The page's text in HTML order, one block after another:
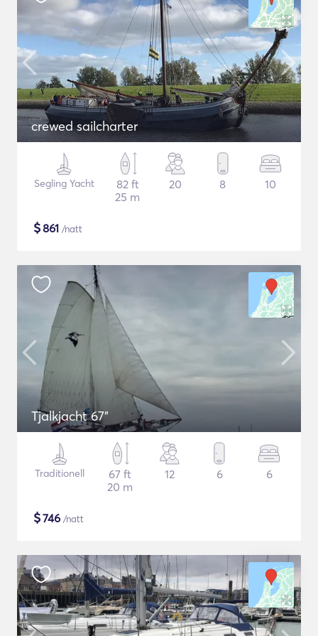
crewed sailcharter
Segling Yacht
82 ft
25 m
20 8 10
$861 /natt
Tjalkjacht 67"
Traditionell
67 ft
20 m
12 6 6
$746 /natt